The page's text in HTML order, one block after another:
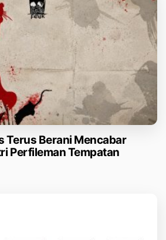
Terus Berani Mencabar
Perfileman Tempatan